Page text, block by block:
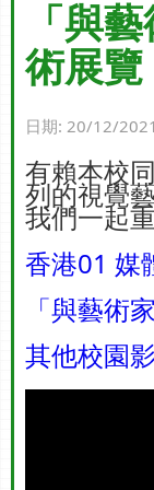
「與
術展覽
日期: 20/12/2021
有賴本校
列的視覺
我們一起
香港01 媒
「與藝術
其他校園